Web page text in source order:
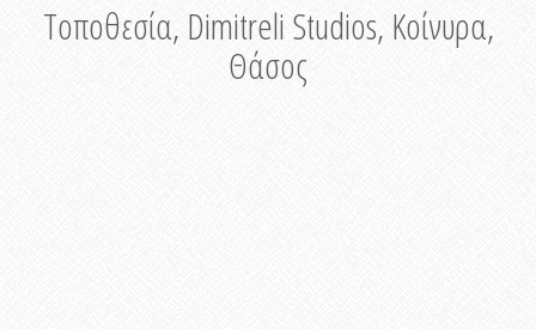
Τοποθεσία, Dimitreli Studios, Κοίνυρα,
Θάσος